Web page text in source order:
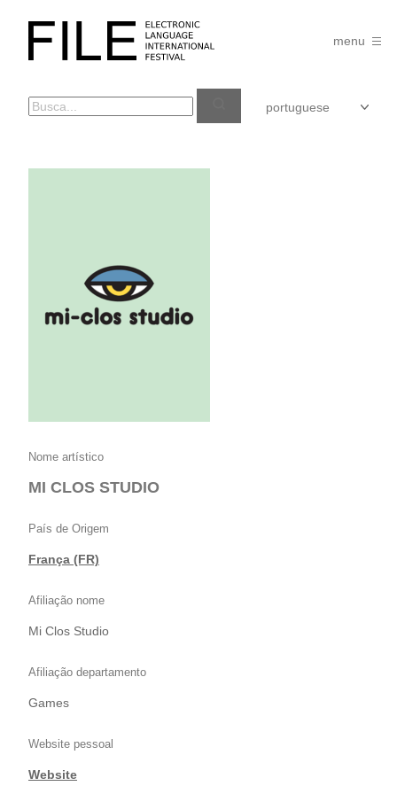
FILE
FESTIVAL
menu
Nome artístico
MI CLOS STUDIO
País de Origem
França (FR)
Afiliação nome
Mi Clos Studio
Afiliação departamento
Games
Website pessoal
Website